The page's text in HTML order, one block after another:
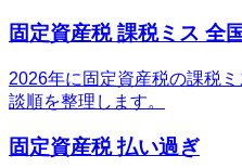
固定資産税 課税ミス 全
2026年に固定資産税の課税
談順を整理します。
固定資産税 払い過ぎ